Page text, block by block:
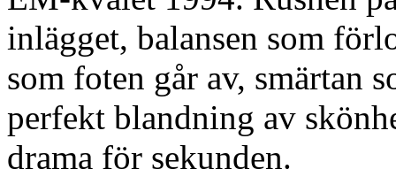
inlägget, balansen som
som foten går av, smärtan
perfekt blandning av
drama för sekunden.